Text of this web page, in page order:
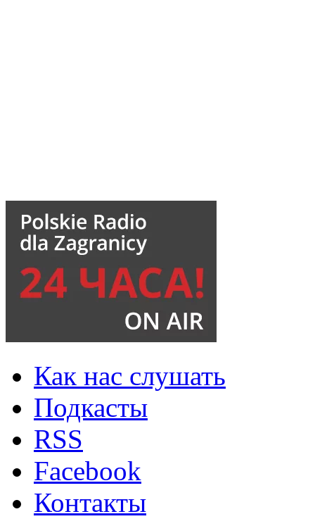
Как нас слушать
Подкасты
RSS
Facebook
Контакты